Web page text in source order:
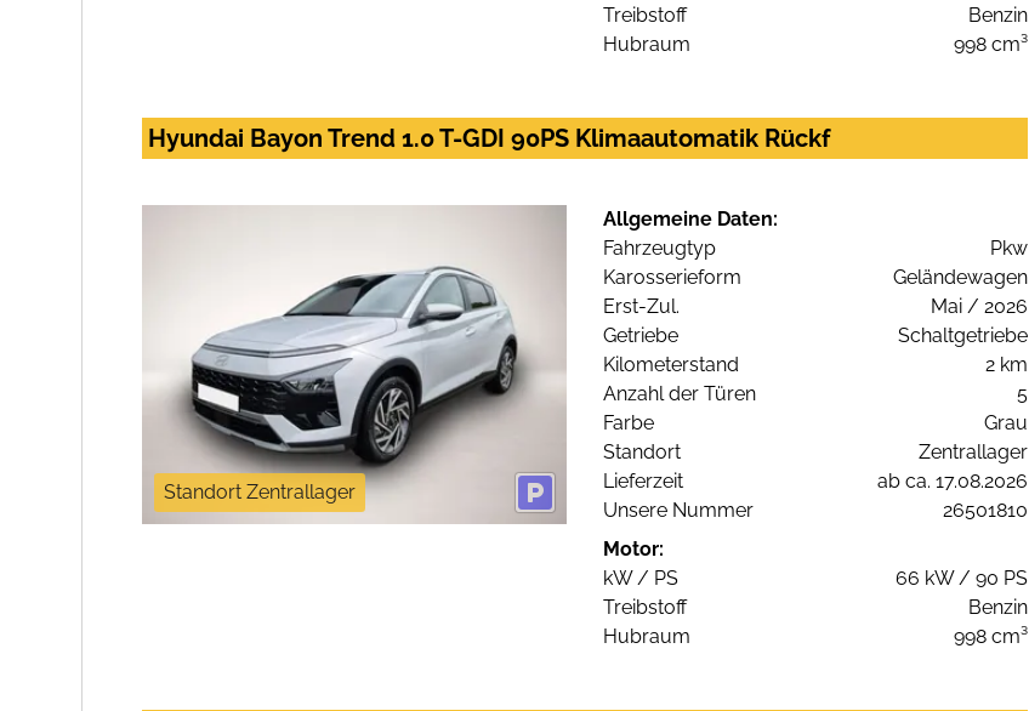
Treibstoff
Benzin
Hubraum
998 cm³
Hyundai Bayon Trend 1.0 T-GDI 90PS Klimaautomatik Rückf
Standort Zentrallager
Allgemeine Daten:
Fahrzeugtyp
Pkw
Karosserieform
Geländewagen
Erst-Zul.
Mai / 2026
Getriebe
Schaltgetriebe
Kilometerstand
2 km
Anzahl der Türen
5
Farbe
Grau
Standort
Zentrallager
Lieferzeit
ab ca. 17.08.2026
Unsere Nummer
26501810
Motor:
kW / PS
66 kW / 90 PS
Treibstoff
Benzin
Hubraum
998 cm³